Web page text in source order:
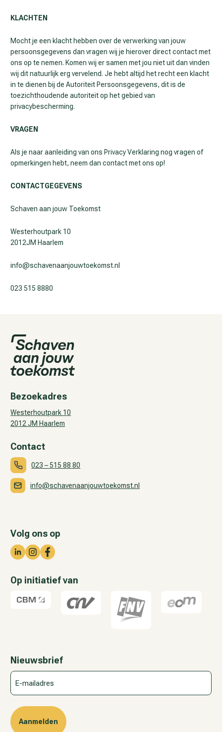
KLACHTEN
Mocht je een klacht hebben over de verwerking van jouw
persoonsgegevens dan vragen wij je hierover direct contact met
ons op te nemen. Komen wij er samen met jou niet uit dan vinden
wij dit natuurlijk erg vervelend. Je hebt altijd het recht een klacht
in te dienen bij de Autoriteit Persoonsgegevens, dit is de
toezichthoudende autoriteit op het gebied van
privacybescherming.
VRAGEN
Als je naar aanleiding van ons Privacy Verklaring nog vragen of
opmerkingen hebt, neem dan contact met ons op!
CONTACTGEGEVENS
Schaven aan jouw Toekomst
Westerhoutpark 10
2012JM Haarlem
info@schavenaanjouwtoekomst.nl
023 515 8880
Bezoekadres
Westerhoutpark 10
2012 JM Haarlem
Contact
023 – 515 88 80
info@schavenaanjouwtoekomst.nl
Volg ons op
Op initiatief van
Nieuwsbrief
E-
mailadres